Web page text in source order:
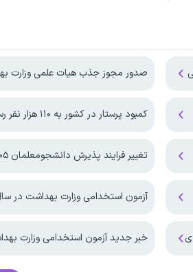
صدور مجوز جذب هیات علمی وزارت
کمبود پرستار در کشور به ۱۱۰ هزار نفر رسید
تغییر فرایند پذیرش دانشجومعلمان ۱۴۰۵ و ایجاد سهمیه بومی وزارت بهداشت
آزمون استخدامی وزارت بهداشت در سال
خبر جدید آزمون استخدامی وزارت